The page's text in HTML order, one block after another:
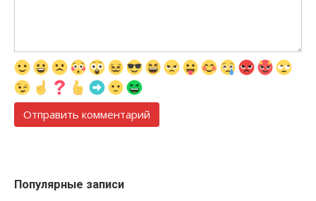
Популярные записи